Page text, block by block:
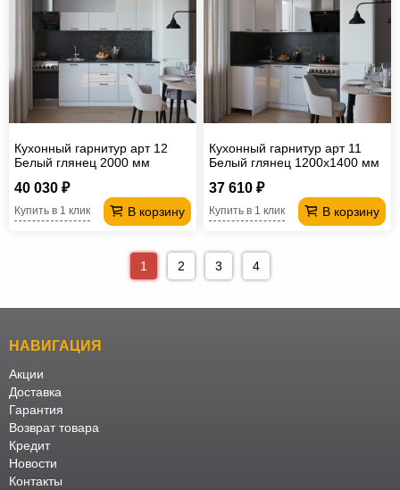
Кухонный гарнитур арт 12
Белый глянец 2000 мм
40 030 ₽
В корзину
Купить в 1 клик
Кухонный гарнитур арт 11
Белый глянец 1200х1400 мм
37 610 ₽
В корзину
Купить в 1 клик
1 2 3 4
НАВИГАЦИЯ
Акции
Доставка
Гарантия
Возврат товара
Кредит
Новости
Контакты